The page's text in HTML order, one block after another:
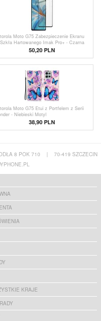
Moto G75 Zabezpieczenie Ekranu
Hartowanego Imak Pro+ - Czarna
50,20 PLN
Moto G75 Etui z Portfelem z Serii
- Niebieski Motyl
38,90 PLN
8 POK 710 |
70-419 SZCZECIN
KRAJE